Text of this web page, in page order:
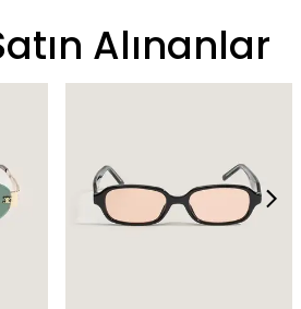
Alınanlar